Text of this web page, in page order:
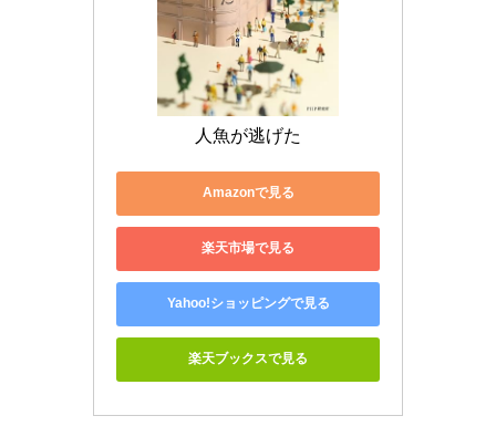
人魚が逃げた
Amazonで見る
楽天市場で見る
Yahoo!ショッピングで見る
楽天ブックスで見る